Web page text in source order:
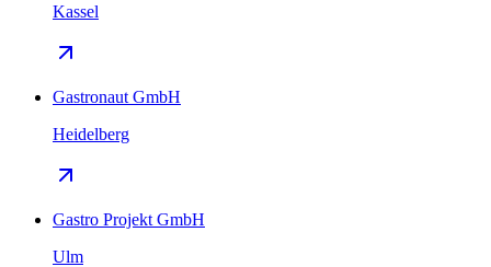
Kassel
Gastronaut GmbH
Heidelberg
Gastro Projekt GmbH
Ulm